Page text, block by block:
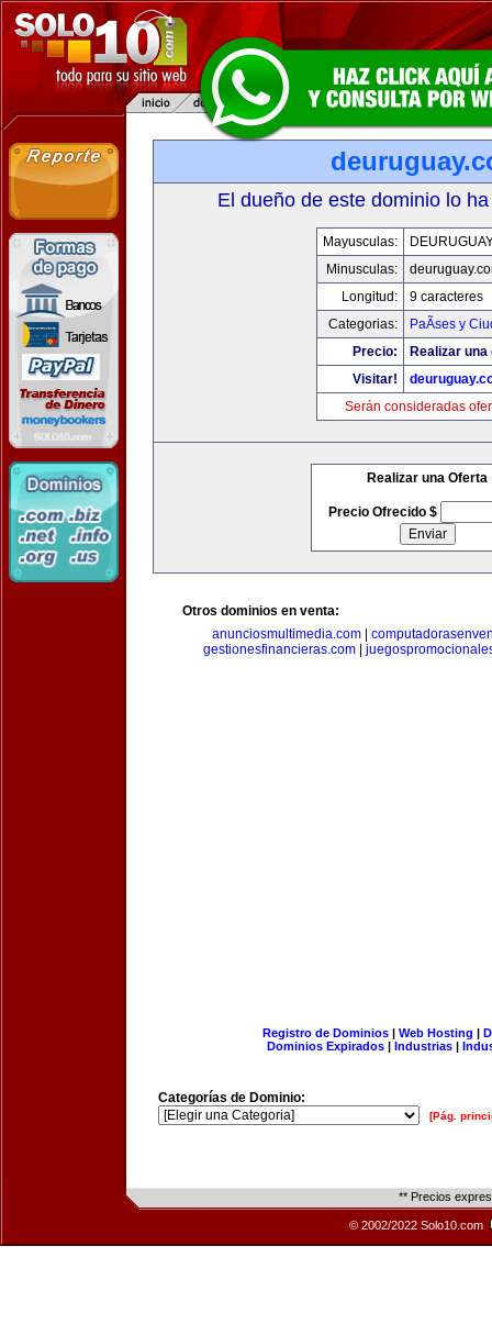
El dueño de este dominio lo
Mayusculas:
Minusculas:
Longitud:
9 caracteres
Categorias:
PaÃ­ses y
Precio:
Realizar
Visitar!
Serán consideradas
Realizar una Oferta
Precio Ofrecido $
Otros dominios en venta:
anunciosmultimedia.com
gestionesfinancieras.com
Registro de Dominios| Web Hosting |
Dominios Expirados | Industrias |
Categorías de Dominio:
[Pág.
** Precios
© 2002/2022 Solo10.com